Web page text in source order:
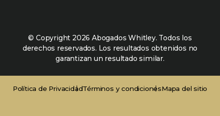
© Copyright 2026 Abogados Whitley. Todos los
derechos reservados. Los resultados obtenidos no
garantizan un resultado similar.
Política de PrivacidadTérminos y condicionesMapa del sitio